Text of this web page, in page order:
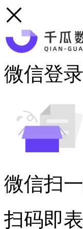
微信登录
微信扫
扫码即